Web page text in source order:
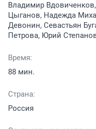
Владимир
Цыганов, Надежда
Девонин, Севастьян
Петрова, Юрий
Время:
88 мин.
Страна:
Россия